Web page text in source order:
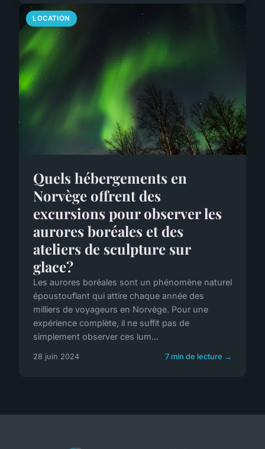
LOCATION
Quels hébergements en
Norvège offrent des
excursions pour observer les
aurores boréales et des
ateliers de sculpture sur
glace?
Les aurores boréales sont un phénomène naturel
époustouflant qui attire chaque année des
milliers de voyageurs en Norvège. Pour une
expérience complète, il ne suffit pas de
simplement observer ces lum...
28 juin 2024 7 min de lecture →